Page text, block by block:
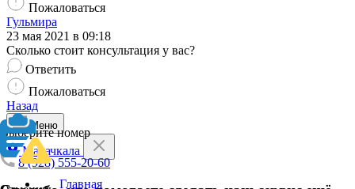
Пожаловаться
Гульмира
23 мая 2021 в 09:18
Сколько стоит консультация у вас?
Ответить
Пожаловаться
Назад
Выберите номер
8 (928) 555-20-60
Меню
Махачкала
Главная